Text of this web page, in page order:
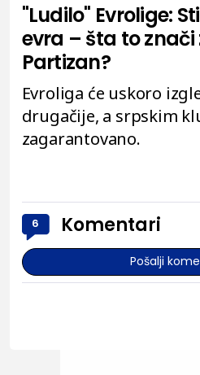
"Ludilo" Evrolige:
evra – šta to znači
Partizan?
Evroliga će uskoro
drugačije, a srpskim
zagarantovano.
6 Komentari
Pošalji